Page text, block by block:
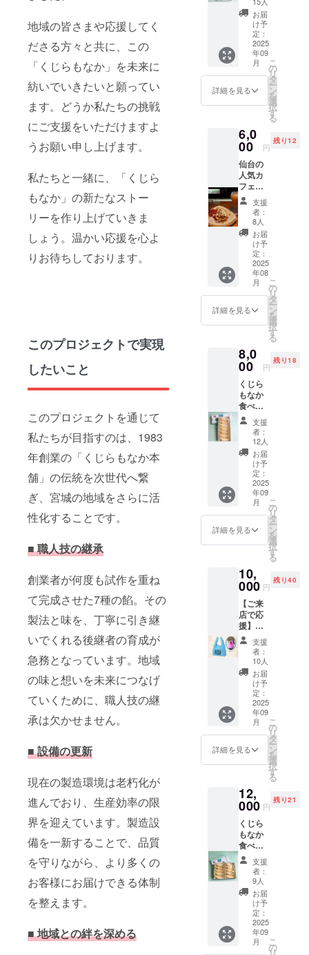
地域の皆さまや応援してく
ださる方々と共に、この
「くじらもなか」を未来に
紡いでいきたいと願ってい
ます。どうか私たちの挑戦
にご支援をいただけますよ
うお願い申し上げます。
私たちと一緒に、「くじら
もなか」の新たなストー
リーを作り上げていきま
しょう。温かい応援を心よ
りお待ちしております。
このプロジェクトで実現
したいこと
このプロジェクトを通じて
私たちが目指すのは、1983
年創業の「くじらもなか本
舗」の伝統を次世代へ繋
ぎ、宮城の地域をさらに活
性化することです。
■職人技の継承
創業者が何度も試作を重ね
て完成させた7種の餡。その
製法と味を、丁寧に引き継
いでくれる後継者の育成が
急務となっています。地域
の味と想いを未来につなげ
ていくために、職人技の継
承は欠かせません。
■設備の更新
現在の製造環境は老朽化が
進んでおり、生産効率の限
界を迎えています。製造設
備を一新することで、品質
を守りながら、より多くの
お客様にお届けできる体制
を整えます。
■地域との絆を深める
長く続けて
こられたの
は、地域の
皆さま、そ
して応援し
お客様のお
これからも
くじらもな
か本舗は、
まごころを
こめたお菓
子作りで、
皆さまに笑
顔をお届け
してまいり
ます。
どうか、温
かいご支援
をよろしく
上げます。
ます。
商品開
封前に
は必ず
お届け
のリ
ターン
に貼付
書きを
ご確認
くださ
い。
材料及
び添加
物等の
食品表
示はお
届け商
品のラ
ベルに
品開封
前には
必ずお
届けの
リター
ンに貼
付され
たラベ
ルや注
意書き
をご確
認くだ
さい。
から5種
＋オリ
ジナル
バンダ
ナ(非売
品)53c
m×53c
m ＋お
礼メッ
セージ
種類は
ランダ
ムです
原材料
及び添
加物等
の食品
表示は
お届け
商品の
ラベル
に表記
されま
す。商
品開封
前には
必ずお
付され
たラベ
ルや注
意書き
をご確
認くだ
さい。
お届
け予
定：
2025
年09
月
詳細を見る
こ
の
リ
タ
ー
ン
を
選
択
す
る
6,0
00 円
残り12
仙台の
人気カ
フェ
バー
「The1
965」×
くじら
もなか
スペ
シャル
コラボ
セット
仙台の
人気カ
フェ
バー
965」と
くじら
もなか
のコラ
ボが実
現！ “大
人のく
つろぎ
時間”を
テーマ
にし
た、
ちょっ
と贅沢
な特別
セット
をご用
ト内容
・
The196
5特製
レーズ
ンバ
ター
チーズ
ラム酒
香る
レーズ
ン × 濃
厚バ
ター ×
まろや
かチー
ズの絶
じらも
なかの
い皮 お
好みで
レーズ
ンバ
ターを
たっぷ
りのせ
てお召
し上が
りくだ
さい ・
The196
支援
者：
8人
お届
け予
定：
2025
年08
月
詳細を見る
こ
の
リ
タ
ー
ン
を
選
択
す
る
8,0
00 円
残り18
くじら
もなか
食べく
らべ
セット
定番餡
全7種＋
オリジ
ナルバ
ンダナ
(非売
品）
53cm×
53cm
＋お礼
メッ
原材料
及び添
加物等
の食品
表示は
お届け
商品の
ラベル
に表記
されま
す。商
品開封
前には
必ずお
届けの
リター
ンに貼
意書き
をご確
認くだ
さい。
支援
者：
12人
お届
け予
定：
2025
年09
月
詳細を見る
こ
の
リ
タ
ー
ン
を
選
択
す
る
10,
000 円
残り40
【ご来
店で応
援】
「くじ
らもな
か」7個
引換券
＋限定
エコ
バッグ
＋5%優
待カー
ドつき
地元・
仙台で
の“つな
大切に
した
い。 そ
んな想
いから
生まれ
た、ご
来店限
定の特
別応援
コース
です。
＊お好
きなも
なか 6
支援
者：
10人
お届
け予
定：
2025
年09
月
詳細を見る
こ
の
リ
タ
ー
ン
を
選
択
す
る
12,
000 円
残り21
くじら
もなか
食べく
らべ
セット
限定餡
もも１
個・ず
んだ１
個・
シーク
レット
支援
者：
9人
お届
け予
定：
2025
年09
月
こ
の
リ